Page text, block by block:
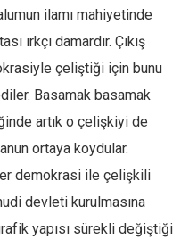
ilamı mahiyetinde
ırkçı damardır. Çıkış
çeliştiği için bunu
Basamak basamak
artık o çelişkiyi de
ortaya koydular.
demokrasi ile çelişkili
devleti kurulmasına
yapısı sürekli değiştiği